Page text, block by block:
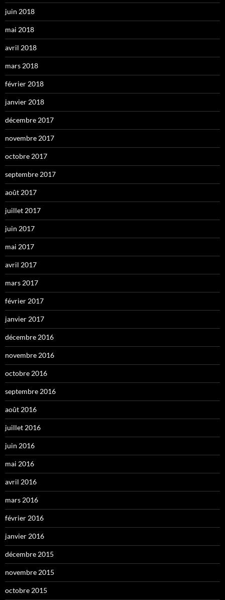
juin 2018
mai 2018
avril 2018
mars 2018
février 2018
janvier 2018
décembre 2017
novembre 2017
octobre 2017
septembre 2017
août 2017
juillet 2017
juin 2017
mai 2017
avril 2017
mars 2017
février 2017
janvier 2017
décembre 2016
novembre 2016
octobre 2016
septembre 2016
août 2016
juillet 2016
juin 2016
mai 2016
avril 2016
mars 2016
février 2016
janvier 2016
décembre 2015
novembre 2015
octobre 2015